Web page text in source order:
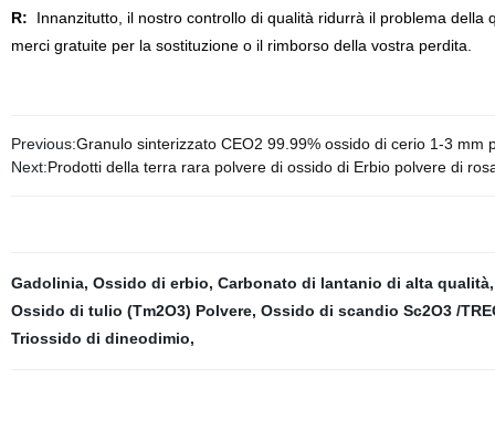
R:
Innanzitutto, il nostro controllo di qualità ridurrà il problema
merci gratuite per la sostituzione o il rimborso della vostra perdita.
Previous:Granulo sinterizzato CEO2 99.99% ossido di cerio 1-3 mm
Next:Prodotti della terra rara polvere di ossido di Erbio polvere di
Gadolinia, Ossido di erbio, Carbonato di lantanio di alta qualità
Ossido di tulio (Tm2O3) Polvere, Ossido di scandio Sc2O3 /
Triossido di dineodimio,